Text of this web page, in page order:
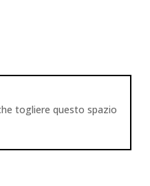
togliere questo spazio